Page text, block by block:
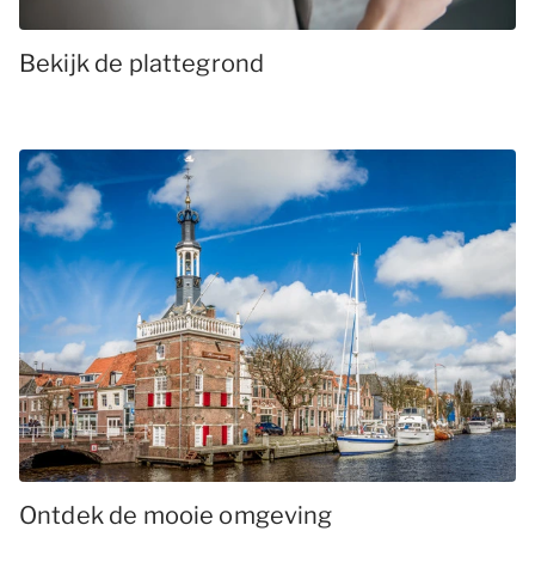
Bekijk de plattegrond
Ontdek de mooie omgeving